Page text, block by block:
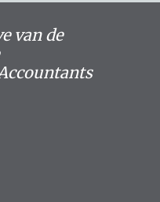
van de